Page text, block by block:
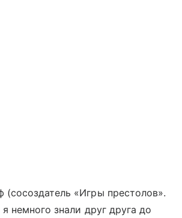
«Игры престолов».
немного знали друг друга до